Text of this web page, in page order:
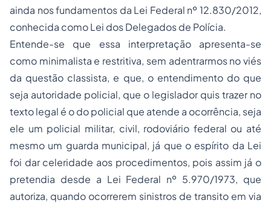
ainda nos fundamentos da Lei Federal nº 12.830/2012,
conhecida como Lei dos Delegados de Polícia.
Entende-se que essa interpretação apresenta-se
como minimalista e restritiva, sem adentrarmos no viés
da questão classista, e que, o entendimento do que
seja autoridade policial, que o legislador quis trazer no
texto legal é o do policial que atende a ocorrência, seja
ele um policial militar, civil, rodoviário federal ou até
mesmo um guarda municipal, já que o espírito da Lei
foi dar celeridade aos procedimentos, pois assim já o
pretendia desde a Lei Federal nº 5.970/1973, que
autoriza, quando ocorrerem sinistros de transito em via